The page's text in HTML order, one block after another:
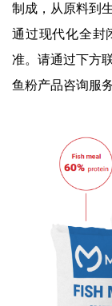
制成，从原料到
通过现代化全封
准。请通过下方
鱼粉产品咨询服务